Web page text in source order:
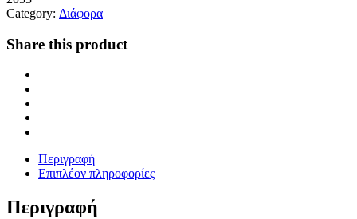
Category: Διάφορα
Share this product
Περιγραφή
Επιπλέον πληροφορίες
Περιγραφή